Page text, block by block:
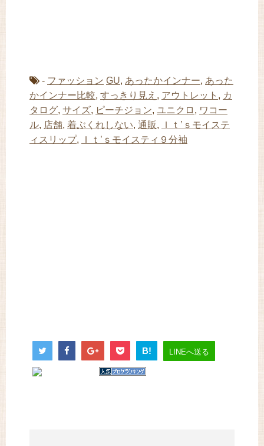
- ファッション GU, あったかインナー, あった
かインナー比較, すっきり見え , アウトレット , カ
タログ, サイズ, ピーチジョン, ユニクロ , ワコー
ル, 店舗, 着ぶくれしない, 通販,
Ｉｔ’ｓモイステ
ィスリップ, Ｉｔ’ｓモイスティ９分袖
B! LINEへ送る